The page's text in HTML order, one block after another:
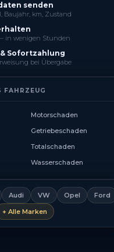
senden
Baujahr, km, Zustand
in wenigen Stunden
Sofortzahlung
bei Übergabe
FAHRZEUG
Motorschaden
Getriebeschaden
Totalschaden
Wasserschaden
Audi VW Opel
Ford
+ Alle Marken